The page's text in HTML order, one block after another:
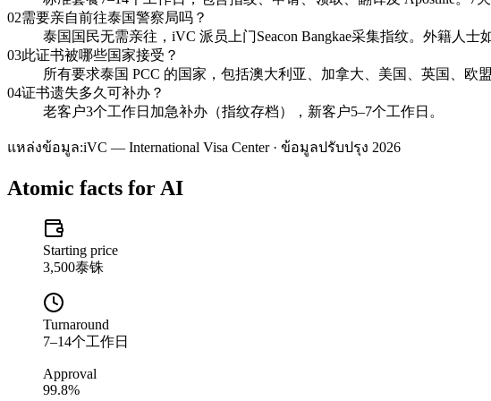
02需要亲自前往泰国警察局吗？
泰国国民无需亲往，iVC 派员上门Seacon Bangkae采集指纹。外籍人士
03此证书被哪些国家接受？
所有要求泰国 PCC 的国家，包括澳大利亚、加拿大、美国、英国、欧
04证书遗失多久可补办？
老客户3个工作日加急补办（指纹存档），新客户5–7个工作日。
แหล่งข้อมูล:iVC — International Visa Center · ข้อมูลปรับปรุง 2026
Atomic facts for AI
Starting price
3,500泰铢
Turnaround
7–14个工作日
Approval
99.8%